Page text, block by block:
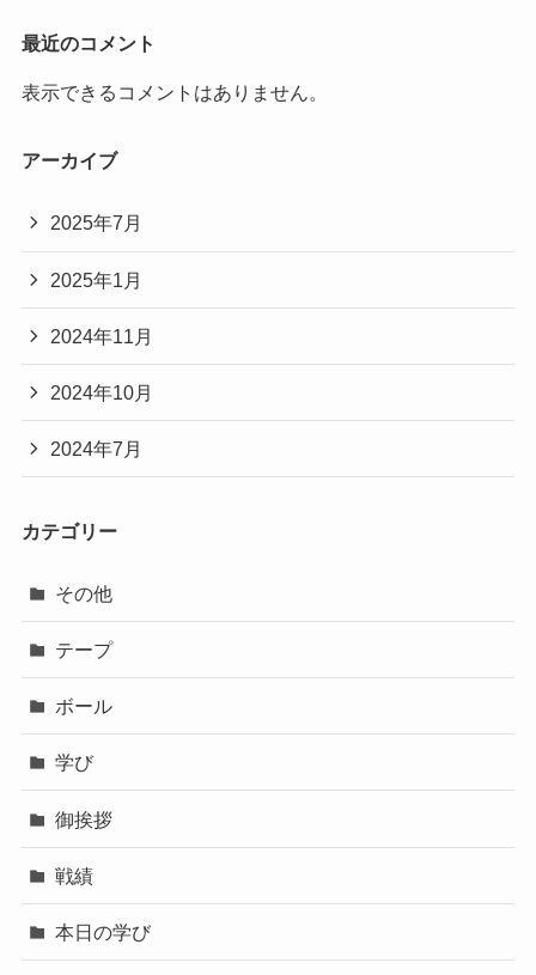
最近のコメント
表示できるコメントはありません。
アーカイブ
2025年7月
2025年1月
2024年11月
2024年10月
2024年7月
カテゴリー
その他
テープ
ボール
学び
御挨拶
戦績
本日の学び